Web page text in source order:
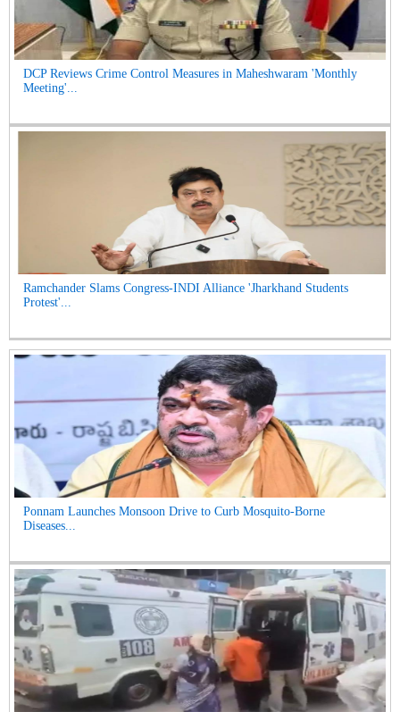
DCP Reviews Crime Control Measures in Maheshwaram 'Monthly
Meeting'...
Ramchander Slams Congress-INDI Alliance 'Jharkhand Students
Protest'...
Ponnam Launches Monsoon Drive to Curb Mosquito-Borne
Diseases...